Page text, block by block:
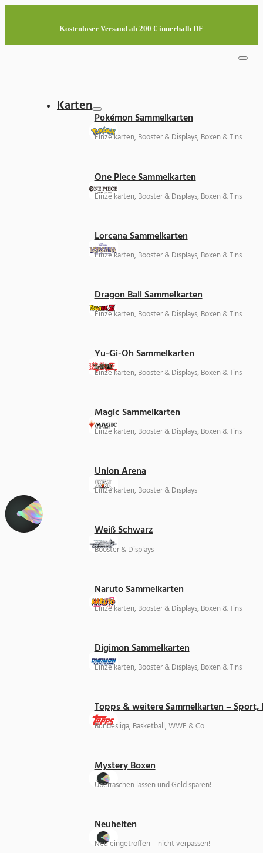
Kostenloser Versand ab 200 € innerhalb DE
Karten
Pokémon Sammelkarten
Einzelkarten, Booster & Displays, Boxen & Tins
One Piece Sammelkarten
Einzelkarten, Booster & Displays, Boxen & Tins
Lorcana Sammelkarten
Einzelkarten, Booster & Displays, Boxen & Tins
Dragon Ball Sammelkarten
Einzelkarten, Booster & Displays, Boxen & Tins
Yu-Gi-Oh Sammelkarten
Einzelkarten, Booster & Displays, Boxen & Tins
Magic Sammelkarten
Einzelkarten, Booster & Displays, Boxen & Tins
Union Arena
Einzelkarten, Booster & Displays
Weiß Schwarz
Booster & Displays
Naruto Sammelkarten
Einzelkarten, Booster & Displays, Boxen & Tins
Digimon Sammelkarten
Einzelkarten, Booster & Displays, Boxen & Tins
Topps & weitere Sammelkarten –
Bundesliga, Basketball, WWE & Co
Mystery Boxen
Überraschen lassen und Geld sparen!
Neuheiten
Neu eingetroffen – nicht verpassen!